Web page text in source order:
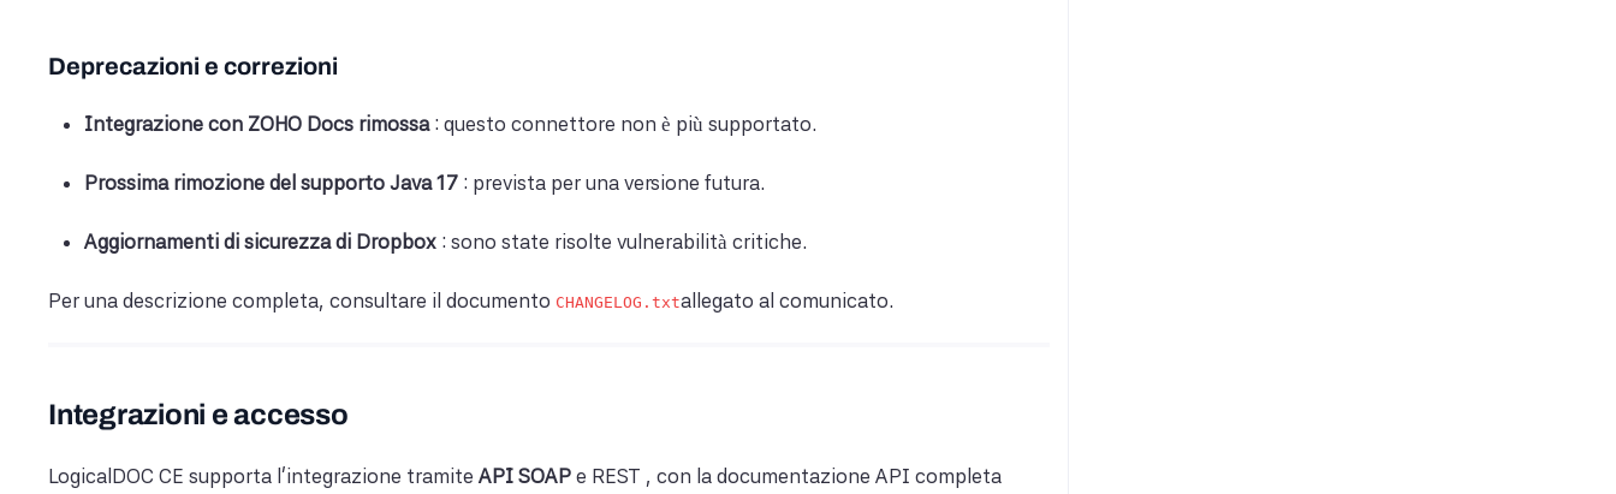
Deprecazioni e correzioni
Integrazione con ZOHO Docs rimossa: questo connettore non è più supportato.
Prossima rimozione del supporto Java 17 : prevista per una versione futura.
Aggiornamenti di sicurezza di Dropbox : sono state risolte vulnerabilità critiche.
Per una descrizione completa, consultare il documento CHANGELOG.txtallegato al comunicato.
Integrazioni e accesso
LogicalDOC CE supporta l'integrazione tramite API SOAP e REST , con la documentazione API completa